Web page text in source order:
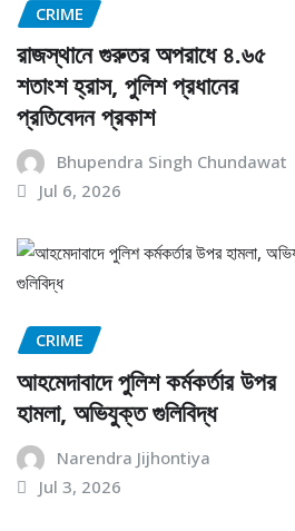
CRIME
রাজস্থানে গুরুতর অপরাধে ৪.৬৫
শতাংশ হ্রাস, পুলিশ প্রধানের
প্রতিবেদন প্রকাশ
Bhupendra Singh Chundawat
Jul 6, 2026
CRIME
আহমেদাবাদে পুলিশ কর্মকর্তার উপর
হামলা, অভিযুক্ত গুলিবিদ্ধ
Narendra Jijhontiya
Jul 3, 2026